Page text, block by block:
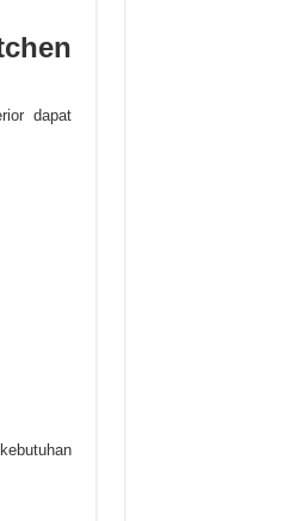
dapat